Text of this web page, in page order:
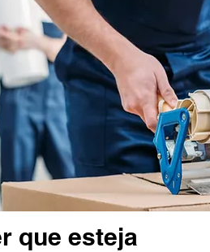
que esteja